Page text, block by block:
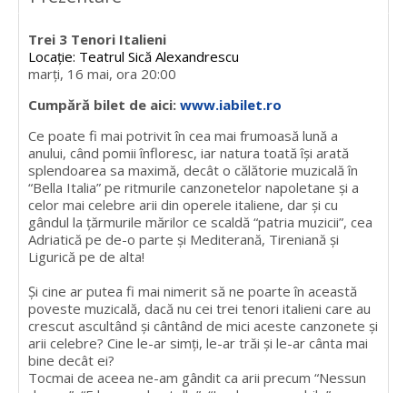
Trei 3 Tenori Italieni
Locație: Teatrul Sică Alexandrescu
marți, 16 mai, ora 20:00
Cumpără bilet de aici: www.iabilet.ro
Ce poate fi mai potrivit în cea mai frumoasă lună a
anului, când pomii înfloresc, iar natura toată își arată
splendoarea sa maximă, decât o călătorie muzicală în
“Bella Italia” pe ritmurile canzonetelor napoletane și a
celor mai celebre arii din operele italiene, dar și cu
gândul la țărmurile mărilor ce scaldă “patria muzicii”, cea
Adriatică pe de-o parte și Mediterană, Tireniană și
Ligurică pe de alta!
Și cine ar putea fi mai nimerit să ne poarte în această
poveste muzicală, dacă nu cei trei tenori italieni care au
crescut ascultând și cântând de mici aceste canzonete și
arii celebre? Cine le-ar simți, le-ar trăi și le-ar cânta mai
bine decât ei?
Tocmai de aceea ne-am gândit ca arii precum “Nessun